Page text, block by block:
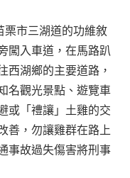
栗市三湖道的功維敘
闖入車道，在馬路趴
西湖鄉的主要道路，
名觀光景點、遊覽車
或「禮讓」土雞的交
善，勿讓雞群在路上
事故過失傷害將刑事